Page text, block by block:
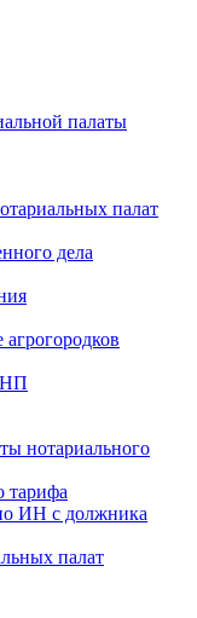
палаты
палат
дела
нотариального
тарифа
ИН с должника
палат